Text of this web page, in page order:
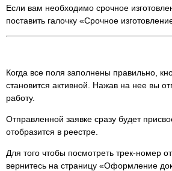
Если вам необходимо срочное
поставить галочку «Срочное
Когда все поля заполнены правильно,
становится активной. Нажав на нее вы
работу.
Отправленной заявке сразу будет
отобразится в реестре.
Для того чтобы посмотреть трек-номер
вернитесь на страницу «Оформление